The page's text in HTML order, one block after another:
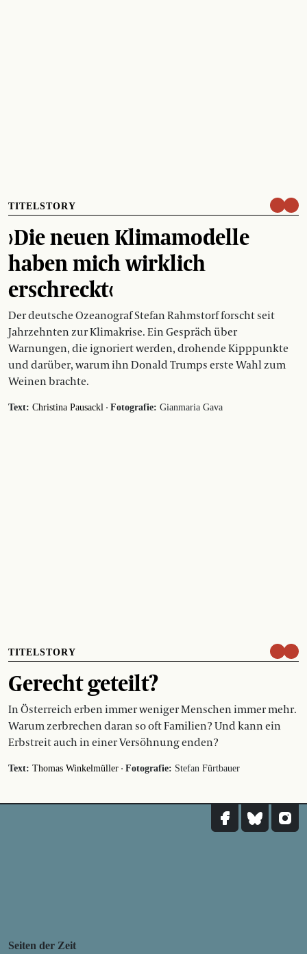
TITELSTORY
›Die neuen Klimamodelle
haben mich wirklich
erschreckt‹
Der deutsche Ozeanograf Stefan Rahmstorf forscht seit
Jahrzehnten zur Klimakrise. Ein Gespräch über
Warnungen, die ignoriert werden, drohende Kipppunkte
und darüber, warum ihn Donald Trumps erste Wahl zum
Weinen brachte.
Text: Christina Pausackl · Fotografie: Gianmaria Gava
TITELSTORY
Gerecht geteilt?
In Österreich erben immer weniger Menschen immer mehr.
Warum zerbrechen daran so oft Familien? Und kann ein
Erbstreit auch in einer Versöhnung enden?
Text: Thomas Winkelmüller · Fotografie: Stefan Fürtbauer
Seiten der Zeit